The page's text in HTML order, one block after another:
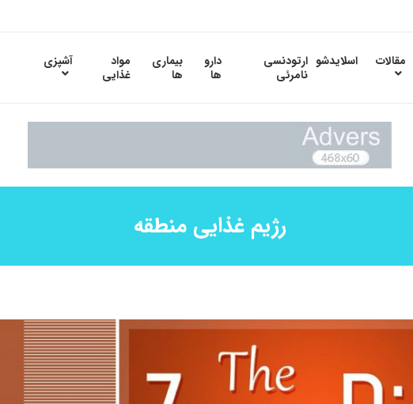
مقالات اسلایدشو ارتودنسی
نامرئی
دارو
ها
بیماری
ها
مواد
غذایی
آشپزی
رژیم غذایی منطقه